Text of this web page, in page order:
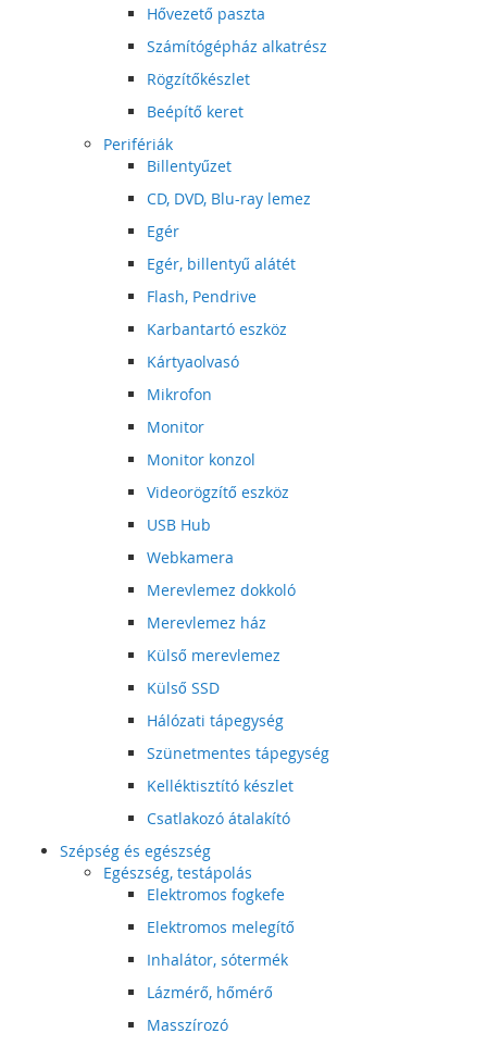
Hővezető paszta
Számítógépház alkatrész
Rögzítőkészlet
Beépítő keret
Perifériák
Billentyűzet
CD, DVD, Blu-ray lemez
Egér
Egér, billentyű alátét
Flash, Pendrive
Karbantartó eszköz
Kártyaolvasó
Mikrofon
Monitor
Monitor konzol
Videorögzítő eszköz
USB Hub
Webkamera
Merevlemez dokkoló
Merevlemez ház
Külső merevlemez
Külső SSD
Hálózati tápegység
Szünetmentes tápegység
Kelléktisztító készlet
Csatlakozó átalakító
Szépség és egészség
Egészség, testápolás
Elektromos fogkefe
Elektromos melegítő
Inhalátor, sótermék
Lázmérő, hőmérő
Masszírozó